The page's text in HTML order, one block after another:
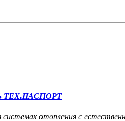
ТЕХ.ПАСПОРТ
отопления с